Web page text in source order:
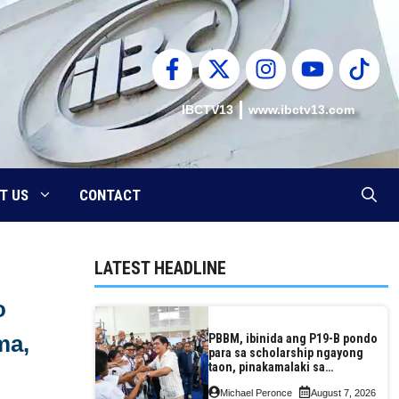
IBCTV13 www.ibctv13.com
US CONTACT
LATEST HEADLINE
PBBM, ibinida ang P19-B pondo
para sa scholarship ngayong
taon, pinakamalaki sa
Michael Peronce August 7, 2026